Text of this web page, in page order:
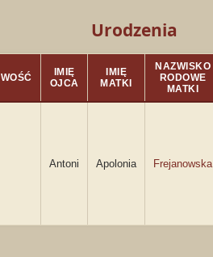
Urodzenia
IMIĘ
OJCA
IMIĘ
MATKI
NAZWISKO
RODOWE
MATKI
Antoni Apolonia Frejanowska